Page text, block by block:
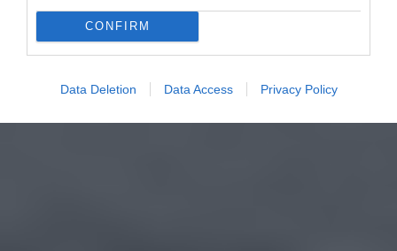
CONFIRM
Data Deletion Data Access Privacy Policy